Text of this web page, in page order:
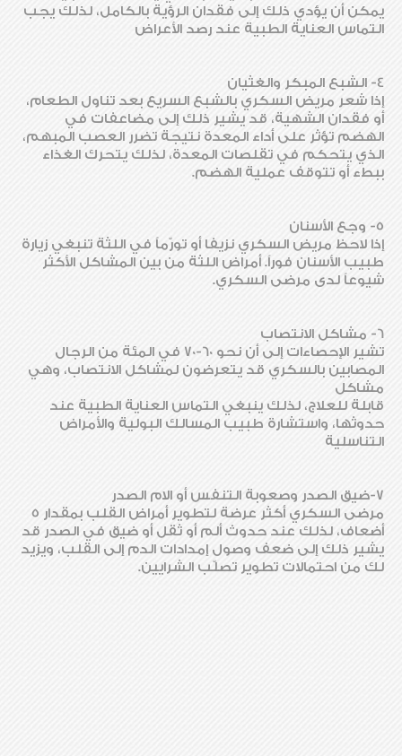
يمكن أن يؤدي ذلك إلى فقدان الرؤية بالكامل، لذلك يجب
التماس العناية الطبية عند رصد الأعراض
4- الشبع المبكر والغثيان
إذا شعر مريض السكري بالشبع السريع بعد تناول الطعام،
أو فقدان الشهية، قد يشير ذلك إلى مضاعفات في
الهضم تؤثر على أداء المعدة نتيجة تضرر العصب المبهم،
الذي يتحكم في تقلصات المعدة، لذلك يتحرك الغذاء
ببطء أو تتوقف عملية الهضم.
5- وجع الأسنان
إذا لاحظ مريض السكري نزيفا أو تورّماً في اللثة تنبغي زيارة
طبيب الأسنان فوراً. أمراض اللثة من بين المشاكل الأكثر
شيوعاً لدى مرضى السكري.
6- مشاكل الانتصاب
تشير الإحصاءات إلى أن نحو 60-70 في المئة من الرجال
المصابين بالسكري قد يتعرضون لمشاكل الانتصاب، وهي
مشاكل
قابلة للعلاج، لذلك ينبغي التماس العناية الطبية عند
حدوثها، واستشارة طبيب المسالك البولية والأمراض
التناسلية
7-ضيق الصدر وصعوبة التنفس أو الام الصدر
مرضى السكري أكثر عرضة لتطوير أمراض القلب بمقدار 5
أضعاف، لذلك عند حدوث ألم أو ثقل أو ضيق في الصدر قد
يشير ذلك إلى ضعف وصول إمدادات الدم إلى القلب، ويزيد
لك من احتمالات تطوير تصلّب الشرايين.